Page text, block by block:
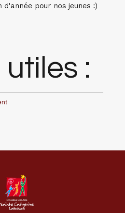
d'année pour nos jeunes :)
utiles :